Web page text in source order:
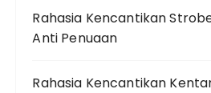
Rahasia Kencantikan
Anti Penuaan
Rahasia Kencantikan